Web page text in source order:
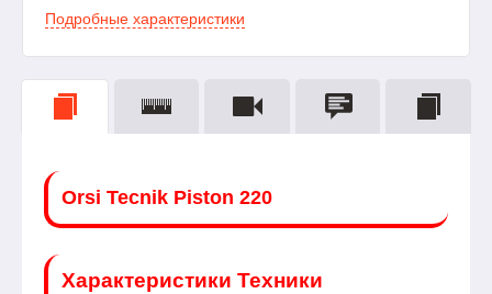
Подробные характеристики
Orsi Tecnik Piston 220
Характеристики Техники